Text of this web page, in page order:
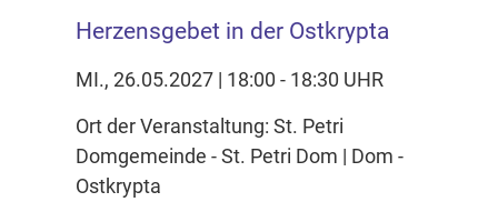
Herzensgebet in der Ostkrypta
MI., 26.05.2027 | 18:00 - 18:30 UHR
Ort der Veranstaltung: St. Petri
Domgemeinde - St. Petri Dom | Dom -
Ostkrypta